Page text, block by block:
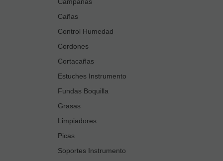
Cañas
Control Humedad
Cordones
Cortacañas
Estuches Instrumento
Fundas Boquilla
Grasas
Limpiadores
Picas
Soportes Instrumento